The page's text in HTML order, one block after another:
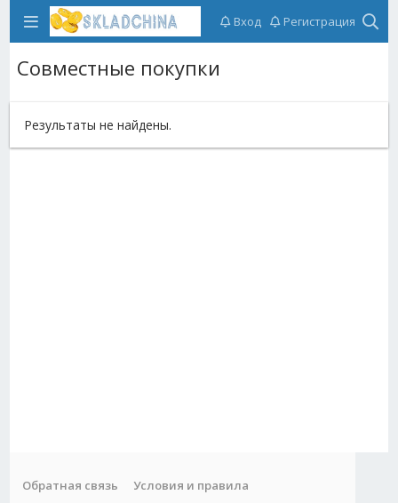
Вход Регистрация
Совместные покупки
Результаты не найдены.
Обратная связь
Условия и правила